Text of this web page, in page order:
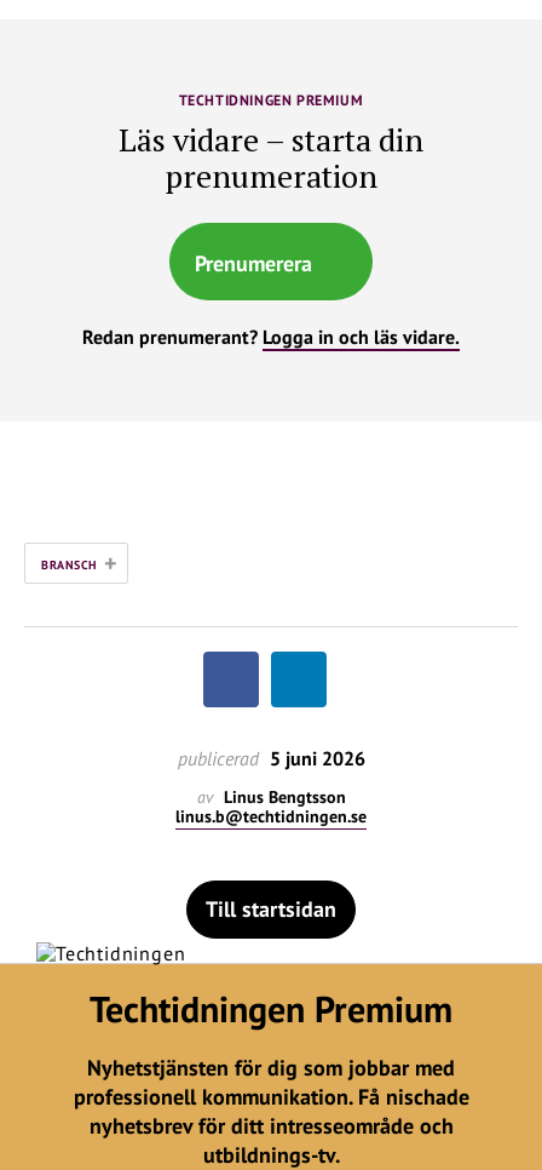
TECHTIDNINGEN PREMIUM
Läs vidare – starta din
prenumeration
Prenumerera
Redan prenumerant? Logga in och läs vidare.
BRANSCH +
publicerad 5 juni 2026
av Linus Bengtsson
linus.b@techtidningen.se
Till startsidan
Techtidningen Premium
Nyhetstjänsten för dig som jobbar med
professionell kommunikation. Få nischade
nyhetsbrev för ditt intresseområde och
utbildnings-tv.